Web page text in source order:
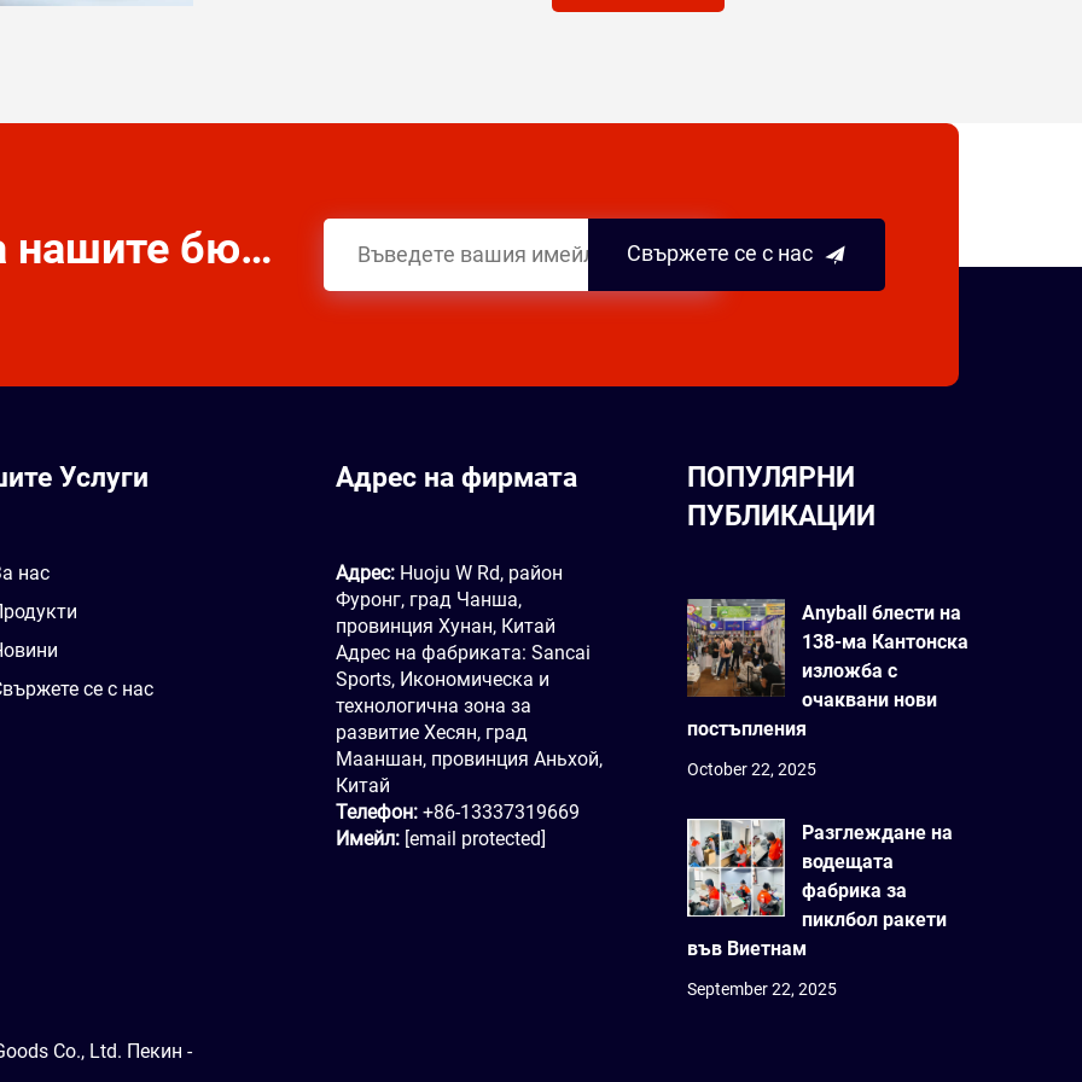
Абонирайте се за нашите бюлетини Свържете се с нас
Услуги
нас
се с нас
Адрес на фирмата
Адрес: Huoju W Rd, район
Фуронг, град Чанша,
провинция Хунан, Китай
Адрес на фабриката: Sancai
Sports, Икономическа и
технологична зона за
развитие Хесян, град
Мааншан, провинция Аньхой,
Китай
Телефон: +86-13337319669
Имейл: [email protected]
ПОПУЛЯРНИ
ПУБЛИКАЦИИ
Anyball блести на
138-ма Кантонска
изложба с
очаквани нови
постъпления
October 22, 2025
Разглеждане на
водещата
фабрика за
пиклбол ракети
във Виетнам
September 22, 2025
Co., Ltd. Пекин -